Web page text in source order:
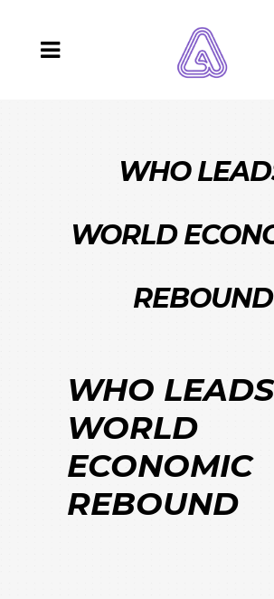
WHO
WORLD
REBOUND
WHO LEADS
WORLD
ECONOMIC
REBOUND